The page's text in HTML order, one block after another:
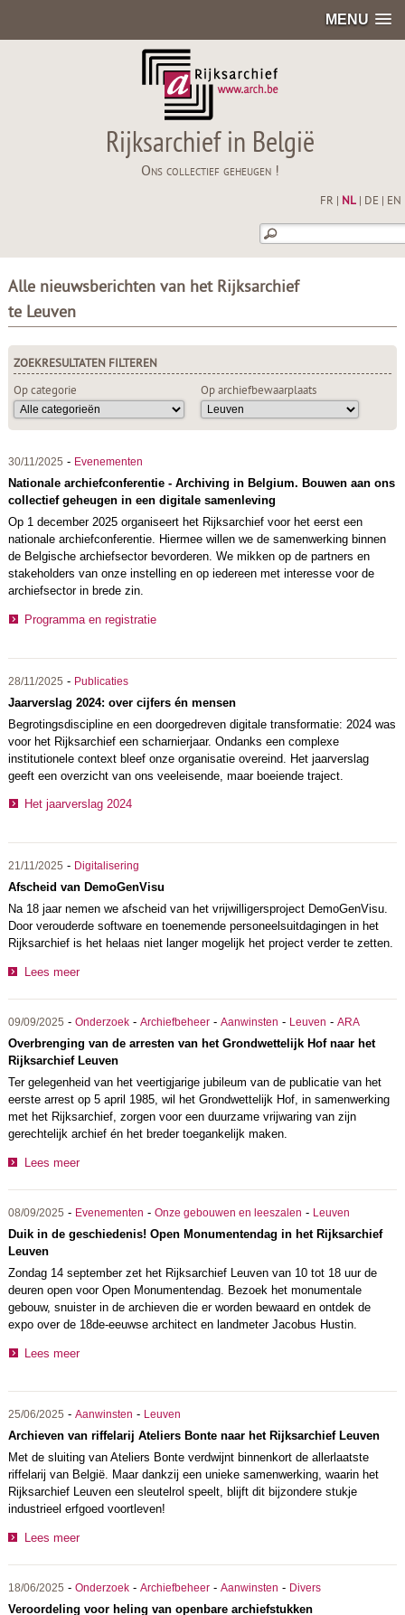
MENU
Rijksarchief in België
Ons collectief geheugen !
FR NL| DE EN
Alle nieuwsberichten van het Rijksarchief
te Leuven
ZOEKRESULTATEN FILTEREN
Op categorie
Op archiefbewaarplaats
30/11/2025 - Evenementen
Nationale archiefconferentie - Archiving in Belgium. Bouwen aan ons
collectief geheugen in een digitale samenleving
Op 1 december 2025 organiseert het Rijksarchief voor het eerst een
nationale archiefconferentie. Hiermee willen we de samenwerking binnen
de Belgische archiefsector bevorderen. We mikken op de partners en
stakeholders van onze instelling en op iedereen met interesse voor de
archiefsector in brede zin.
Programma en registratie
28/11/2025 - Publicaties
Jaarverslag 2024: over cijfers én mensen
Begrotingsdiscipline en een doorgedreven digitale transformatie: 2024 was
voor het Rijksarchief een scharnierjaar. Ondanks een complexe
institutionele context bleef onze organisatie overeind. Het jaarverslag
geeft een overzicht van ons veeleisende, maar boeiende traject.
Het jaarverslag 2024
21/11/2025 - Digitalisering
Afscheid van DemoGenVisu
Na 18 jaar nemen we afscheid van het vrijwilligersproject DemoGenVisu.
Door verouderde software en toenemende personeelsuitdagingen in het
Rijksarchief is het helaas niet langer mogelijk het project verder te zetten.
Lees meer
09/09/2025 - Onderzoek- Archiefbeheer- Aanwinsten - Leuven - ARA
Overbrenging van de arresten van het Grondwettelijk Hof naar het
Rijksarchief Leuven
Ter gelegenheid van het veertigjarige jubileum van de publicatie van het
eerste arrest op 5 april 1985, wil het Grondwettelijk Hof, in samenwerking
met het Rijksarchief, zorgen voor een duurzame vrijwaring van zijn
gerechtelijk archief én het breder toegankelijk maken.
Lees meer
08/09/2025 - Evenementen - Onze gebouwen en leeszalen - Leuven
Duik in de geschiedenis! Open Monumentendag in het Rijksarchief
Leuven
Zondag 14 september zet het Rijksarchief Leuven van 10 tot 18 uur de
deuren open voor Open Monumentendag. Bezoek het monumentale
gebouw, snuister in de archieven die er worden bewaard en ontdek de
expo over de 18de-eeuwse architect en landmeter Jacobus Hustin.
Lees meer
25/06/2025 - Aanwinsten - Leuven
Archieven van riffelarij Ateliers Bonte naar het Rijksarchief Leuven
Met de sluiting van Ateliers Bonte verdwijnt binnenkort de allerlaatste
riffelarij van België. Maar dankzij een unieke samenwerking, waarin het
Rijksarchief Leuven een sleutelrol speelt, blijft dit bijzondere stukje
industrieel erfgoed voortleven!
Lees meer
18/06/2025 - Onderzoek- Archiefbeheer- Aanwinsten - Divers
Veroordeling voor heling van openbare archiefstukken